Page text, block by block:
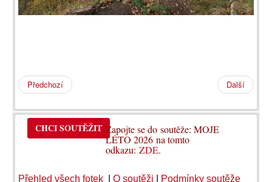
Předchozí Další
CHCI SOUTĚŽIT Zapojte se do soutěže: MOJE
LÉTO 2026 na tomto
odkazu:ZDE.
Přehled všech fotek O soutěži Podmínky soutěže